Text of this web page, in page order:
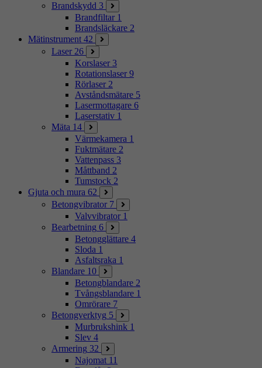
Brandskydd 3
Brandfiltar 1
Brandsläckare 2
Mätinstrument 42
Laser 26
Korslaser 3
Rotationslaser 9
Rörlaser 2
Avståndsmätare 5
Lasermottagare 6
Laserstativ 1
Mäta 14
Värmekamera 1
Fuktmätare 2
Vattenpass 3
Måttband 2
Tumstock 2
Gjuta och mura 62
Betongvibrator 7
Valvvibrator 1
Bearbetning 6
Betongglättare 4
Sloda 1
Asfaltsraka 1
Blandare 10
Betongblandare 2
Tvångsblandare 1
Omrörare 7
Betongverktyg 5
Murbrukshink 1
Slev 4
Armering 32
Najomat 11